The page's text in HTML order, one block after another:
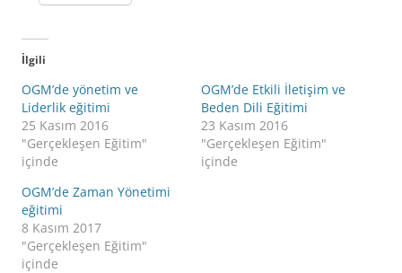
İlgili
OGM’de yönetim ve
Liderlik eğitimi
25 Kasım 2016
"Gerçekleşen Eğitim"
içinde
OGM’de Etkili İletişim ve
Beden Dili Eğitimi
23 Kasım 2016
"Gerçekleşen Eğitim"
içinde
OGM’de Zaman Yönetimi
eğitimi
8 Kasım 2017
"Gerçekleşen Eğitim"
içinde